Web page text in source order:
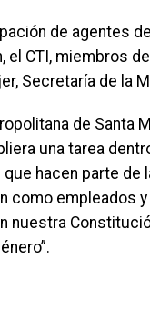
de agentes
el CTI, miembros
Secretaría de la
de Santa
una tarea
hacen parte de
como empleados
nuestra